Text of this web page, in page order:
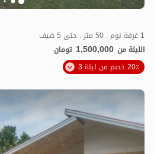
1 غرفة نوم . 50 متر . حتى 5 ضيف
الليلة من 1,500,000 تومان
20٪ خصم من ليلة 3